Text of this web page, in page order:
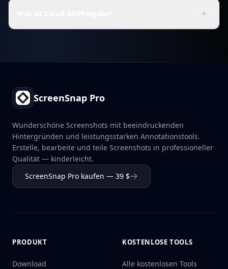
ScreenSnap Pro
Wunderschöne Screenshots mit beeindruckenden
Hintergründen und leistungsstarken Annotationstools.
Erstelle, bearbeite und teile Screenshots in professioneller
Qualität — kinderleicht.
ScreenSnap Pro kaufen — 39 $
PRODUKT
Download
KOSTENLOSE TOOLS
Alle kostenlosen Tools